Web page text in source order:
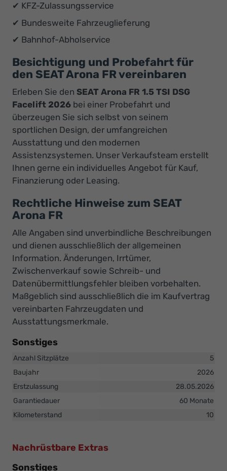
✔ KFZ-Zulassungsservice
✔ Bundesweite Fahrzeuglieferung
✔ Bahnhof-Abholservice
Besichtigung und Probefahrt für
den SEAT Arona FR vereinbaren
Erleben Sie den SEAT Arona FR 1.5 TSI DSG
Facelift 2026 bei einer Probefahrt und
überzeugen Sie sich selbst von seinem
sportlichen Design, der umfangreichen
Ausstattung und den modernen
Assistenzsystemen. Unser Verkaufsteam erstellt
Ihnen gerne ein individuelles Angebot für Kauf,
Finanzierung oder Leasing.
Rechtliche Hinweise zum SEAT
Arona FR
Alle Angaben sind unverbindliche Beschreibungen
und dienen ausschließlich der allgemeinen
Information. Änderungen, Irrtümer,
Zwischenverkauf sowie Schreib- und
Datenübermittlungsfehler bleiben vorbehalten.
Maßgeblich sind ausschließlich die im Kaufvertrag
vereinbarten Fahrzeugdaten und
Ausstattungsmerkmale.
Sonstiges
Anzahl Sitzplätze
5
Baujahr
2026
Erstzulassung
28.05.2026
Garantiedauer
60 Monate
Kilometerstand
10
Nachrüstbare Extras
Sonstiges